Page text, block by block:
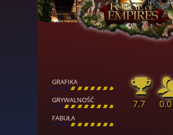
GRAFIKA
[ \ \ \ \ \ \ \ \ ]
GRYWALNOŚĆ
[ \ \ \ \ \ \ \ \ ]
FABUŁA
[ \ \ \ \ \ \ \ \ ]
7.7 0.0